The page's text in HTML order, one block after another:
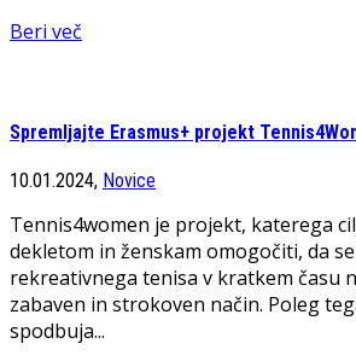
Beri več
Spremljajte Erasmus+ projekt
10.01.2024, Novice
Tennis4women je projekt, katerega
dekletom in ženskam omogočiti, da
rekreativnega tenisa v kratkem času
zabaven in strokoven način. Poleg
spodbuja...